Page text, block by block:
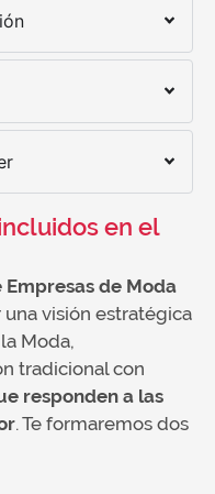
en el
Empresas de Moda
visión estratégica
Moda,
tradicional con
responden a las
. Te formaremos dos